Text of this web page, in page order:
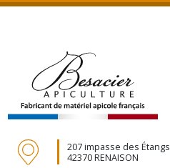
207 impasse des Étangs
42370 RENAISON